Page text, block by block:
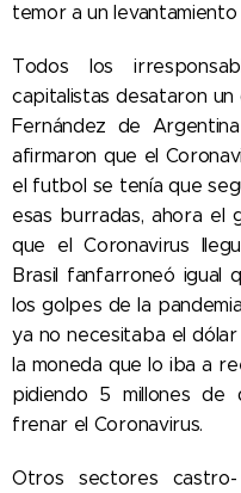
temor a un
Todos los
capitalistas desataron
Fernández de
afirmaron que el
el futbol se tenía que
esas burradas, ahora
que el Coronavirus
Brasil fanfarroneó igual
los golpes de la
ya no necesitaba el
la moneda que lo iba a
pidiendo 5 millones de
frenar el Coronavirus.
Otros sectores